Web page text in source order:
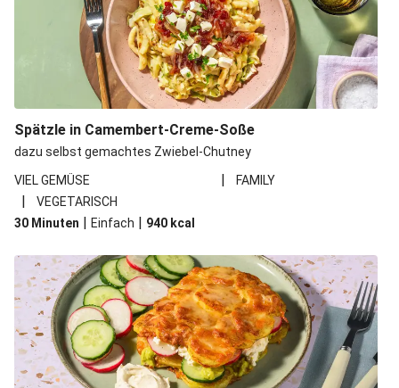
Spätzle in Camembert-Creme-Soße
dazu selbst gemachtes Zwiebel-Chutney
VIEL GEMÜSE
| FAMILY
|
VEGETARISCH
30 Minuten | Einfach | 940 kcal